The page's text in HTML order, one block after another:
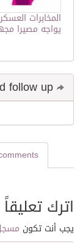
المخابرات
يواجه مصيرا
اترك تعليقاً
يجب أنت تكون